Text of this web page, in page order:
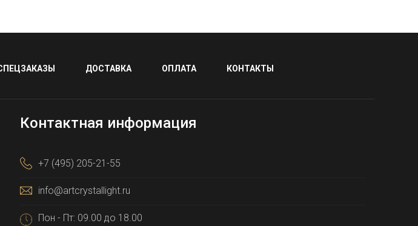
ДОСТАВКА ОПЛАТА КОНТАКТЫ
Контактная информация
+7 (495) 205-21-55
info@artcrystallight.ru
Пон - Пт: 09.00 до 18.00